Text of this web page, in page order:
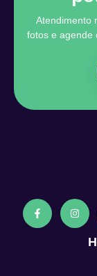
Atendimento
fotos e agende